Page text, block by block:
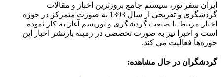
ایران سفر تور، سیستم جامع بروزترین اخبار و مقالات
گردشگری و تفریحی از سال 1393 به صورت متمرکز در حوزه
اخبار مرتبط با صنعت گردشگری و توریسم آغاز به کار نموده
است و اخیرا نیز به صورت تخصصی در زمینه بازنشر اخبار این
حوزه‌ها فعالیت می کند.
گردشگران در حال مشاهده: